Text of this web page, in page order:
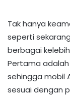
Tak hanya
seperti
berbagai
Pertama
sehingga mobil
sesuai dengan